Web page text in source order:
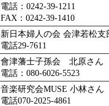
電話：0242-39-1211
FAX：0242-39-1410
新日本婦人の会 会津若松支
電話29-7611
會津藩士子孫会 北原さん
電話：080-6026-5523
音楽研究会MUSE 小林さん
電話070-2025-4861